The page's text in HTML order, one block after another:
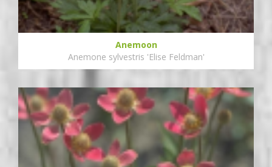
Anemoon
Anemone sylvestris 'Elise Feldman'